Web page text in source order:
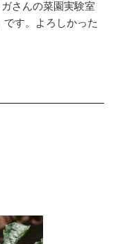
さんの菜園実験室
す。よろしかった